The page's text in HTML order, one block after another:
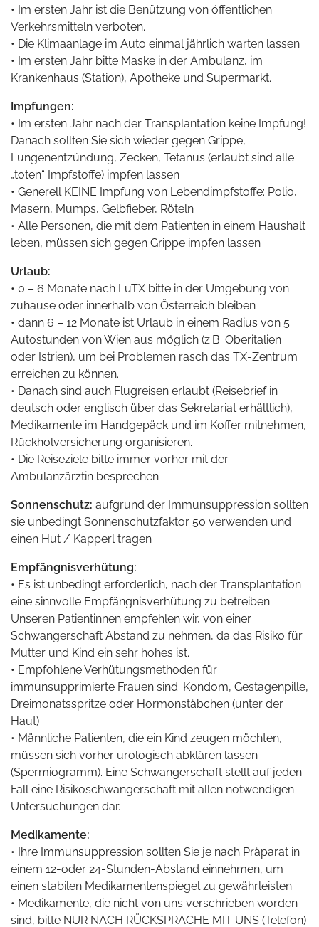
• Im ersten Jahr ist die Benützung von öffentlichen
Verkehrsmitteln verboten.
• Die Klimaanlage im Auto einmal jährlich warten lassen
• Im ersten Jahr bitte Maske in der Ambulanz, im
Krankenhaus (Station), Apotheke und Supermarkt.
Impfungen:
• Im ersten Jahr nach der Transplantation keine Impfung!
Danach sollten Sie sich wieder gegen Grippe,
Lungenentzündung, Zecken, Tetanus (erlaubt sind alle
„toten“ Impfstoffe) impfen lassen
• Generell KEINE Impfung von Lebendimpfstoffe: Polio,
Masern, Mumps, Gelbfieber, Röteln
• Alle Personen, die mit dem Patienten in einem Haushalt
leben, müssen sich gegen Grippe impfen lassen
Urlaub:
• 0 – 6 Monate nach LuTX bitte in der Umgebung von
zuhause oder innerhalb von Österreich bleiben
• dann 6 – 12 Monate ist Urlaub in einem Radius von 5
Autostunden von Wien aus möglich (z.B. Oberitalien
oder Istrien), um bei Problemen rasch das TX-Zentrum
erreichen zu können.
• Danach sind auch Flugreisen erlaubt (Reisebrief in
deutsch oder englisch über das Sekretariat erhältlich),
Medikamente im Handgepäck und im Koffer mitnehmen,
Rückholversicherung organisieren.
• Die Reiseziele bitte immer vorher mit der
Ambulanzärztin besprechen
Sonnenschutz: aufgrund der Immunsuppression sollten
sie unbedingt Sonnenschutzfaktor 50 verwenden und
einen Hut / Kapperl tragen
Empfängnisverhütung:
• Es ist unbedingt erforderlich, nach der Transplantation
eine sinnvolle Empfängnisverhütung zu betreiben.
Unseren Patientinnen empfehlen wir, von einer
Schwangerschaft Abstand zu nehmen, da das Risiko für
Mutter und Kind ein sehr hohes ist.
• Empfohlene Verhütungsmethoden für
immunsupprimierte Frauen sind: Kondom, Gestagenpille,
Dreimonatsspritze oder Hormonstäbchen (unter der
Haut)
• Männliche Patienten, die ein Kind zeugen möchten,
müssen sich vorher urologisch abklären lassen
(Spermiogramm). Eine Schwangerschaft stellt auf jeden
Fall eine Risikoschwangerschaft mit allen notwendigen
Untersuchungen dar.
Medikamente:
• Ihre Immunsuppression sollten Sie je nach Präparat in
einem 12-oder 24-Stunden-Abstand einnehmen, um
einen stabilen Medikamentenspiegel zu gewährleisten
• Medikamente, die nicht von uns verschrieben worden
sind, bitte NUR NACH RÜCKSPRACHE MIT UNS (Telefon)